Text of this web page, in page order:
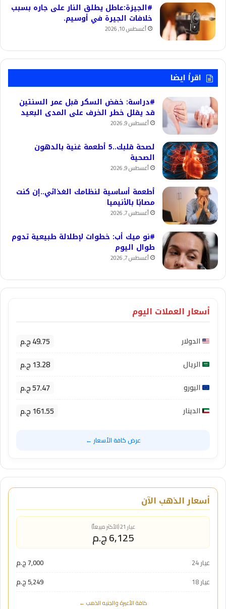
#الجيزة:عاطل يطلق النار على جاره بسبب
خلافات الجيرة في أوسيم.
أغسطس 10, 2026
اقرأ ايضا
#دراسة: خفض السكر قبل عمر السنتين
قد يقلل خطر الخرف على المدى البعيد
أغسطس 9, 2026
لصحة قلبك..5 أطعمة غنية بالدهون
الصحية
أغسطس 9, 2026
أطعمة أساسية لنظامك الغذائي..إن كنت
مصابًا بالأنيميا
أغسطس 7, 2026
#نو ميك أب: خطوات لإطلالة طبيعية تدوم
طوال اليوم
أغسطس 7, 2026
أسعار العملات اليوم
الدولار 49.75 ج.م
الريال 13.28 ج.م
اليورو 57.47 ج.م
الدينار 161.55 ج.م
عرض كافة الأسعار ←
أسعار الذهب الآن
عيار 21 (الأكثر مبيعاً)
6,125 ج.م
عيار 24
7,000 ج.م
عيار 18
5,249 ج.م
كافة الأعيرة والجنيه الذهب ←